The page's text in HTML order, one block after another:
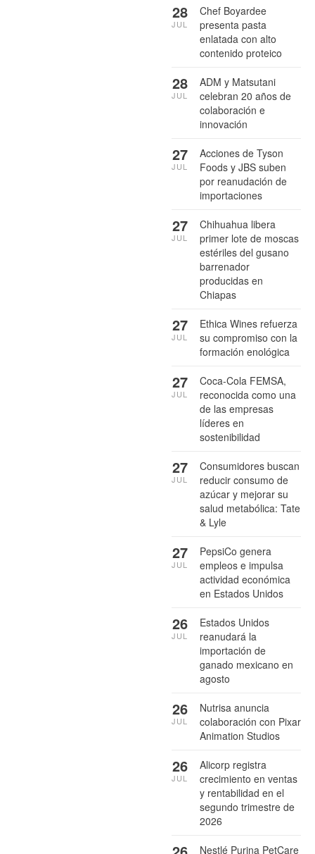
Chef Boyardee
presenta pasta
enlatada con alto
contenido proteico
28
JUL
ADM y Matsutani
celebran 20 años de
colaboración e
innovación
28
JUL
Acciones de Tyson
Foods y JBS suben
por reanudación de
importaciones
27
JUL
Chihuahua libera
primer lote de moscas
estériles del gusano
barrenador
producidas en
Chiapas
27
JUL
Ethica Wines refuerza
su compromiso con la
formación enológica
27
JUL
Coca-Cola FEMSA,
reconocida como una
de las empresas
líderes en
sostenibilidad
27
JUL
Consumidores buscan
reducir consumo de
azúcar y mejorar su
salud metabólica: Tate
& Lyle
27
JUL
PepsiCo genera
empleos e impulsa
actividad económica
en Estados Unidos
27
JUL
Estados Unidos
reanudará la
importación de
ganado mexicano en
agosto
26
JUL
Nutrisa anuncia
colaboración con Pixar
Animation Studios
26
JUL
Alicorp registra
crecimiento en ventas
y rentabilidad en el
segundo trimestre de
2026
26
JUL
Nestlé Purina PetCare